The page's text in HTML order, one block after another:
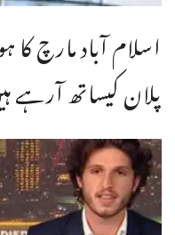
اسلام آباد مارچ
پلان کیساتھ آرہے